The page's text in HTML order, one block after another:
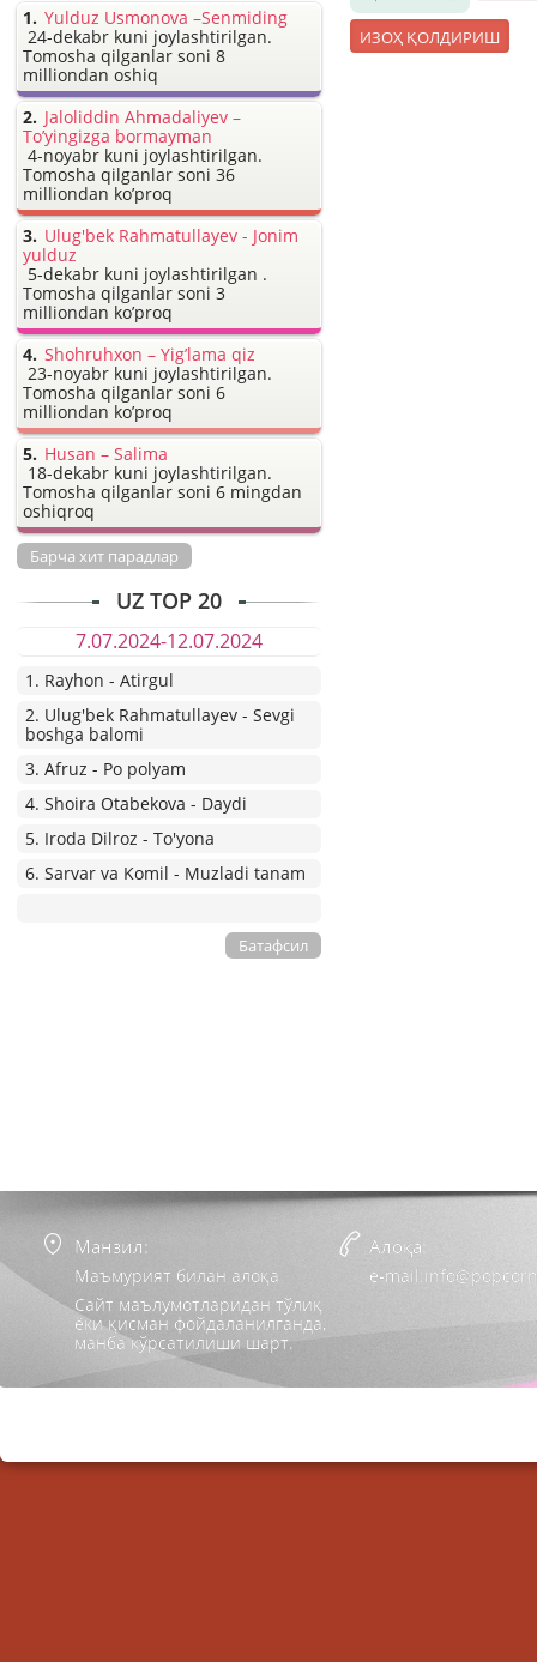
Yulduz Usmonova –Senmiding
24-dekabr kuni joylashtirilgan.
Tomosha qilganlar soni 8
milliondan oshiq
Jaloliddin Ahmadaliyev –
To’yingizga bormayman
4-noyabr kuni joylashtirilgan.
Tomosha qilganlar soni 36
milliondan ko’proq
Ulug'bek Rahmatullayev - Jonim
yulduz
5-dekabr kuni joylashtirilgan .
Tomosha qilganlar soni 3
milliondan ko’proq
Shohruhxon – Yig’lama qiz
23-noyabr kuni joylashtirilgan.
Tomosha qilganlar soni 6
milliondan ko’proq
Husan – Salima
18-dekabr kuni joylashtirilgan.
Tomosha qilganlar soni 6 mingdan
oshiqroq
Барча хит парадлар
UZ TOP 20
7.07.2024-12.07.2024
1. Rayhon - Atirgul
2. Ulug'bek Rahmatullayev - Sevgi
boshga balomi
3. Afruz - Po polyam
4. Shoira Otabekova - Daydi
5. Iroda Dilroz - To'yona
6. Sarvar va Komil - Muzladi tanam
Батафсил
Манзил:
Маъмурият билан алоқа
Сайт маълумотларидан тўлиқ
ёки қисман фойдаланилганда,
манба кўрсатилиши шарт.
Алоқа:
e-